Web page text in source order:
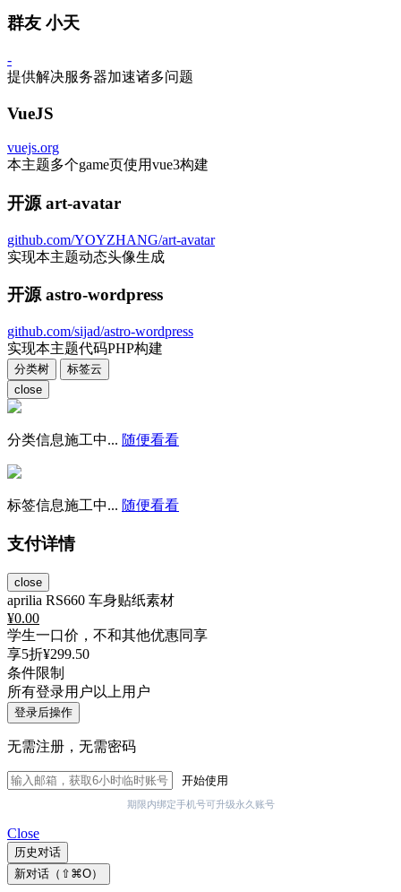
群友 小天
-
提供解决服务器加速诸多问题
VueJS
vuejs.org
本主题多个game页使用vue3构建
开源 art-avatar
github.com/YOYZHANG/art-avatar
实现本主题动态头像生成
开源 astro-wordpress
github.com/sijad/astro-wordpress
实现本主题代码PHP构建
分类树
标签云
close
分类信息施工中... 随便看看
标签信息施工中... 随便看看
支付详情
close
aprilia RS660 车身贴纸素材
¥0.00
学生一口价，不和其他优惠同享
享5折¥299.50
条件限制
所有登录用户以上用户
登录后操作
无需注册，无需密码
开始使用
期限内绑定手机号可升级永久账号
Close
历史对话
新对话（⇧⌘O）